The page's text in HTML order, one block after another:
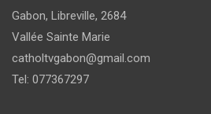
Gabon, Libreville, 2684
Vallée Sainte Marie
catholtvgabon@gmail.com
Tel: 077367297